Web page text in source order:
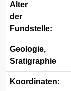
Alter
der
Fundstelle:
Geologie,
Sratigraphie
Koordinaten: